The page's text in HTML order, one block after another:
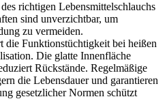
richtigen Lebensmittelschlauchs
sind unverzichtbar, um
zu vermeiden.
die Funktionstüchtigkeit bei heißen
Die glatte Innenfläche
Rückstände. Regelmäßige
die Lebensdauer und garantieren
gesetzlicher Normen schützt